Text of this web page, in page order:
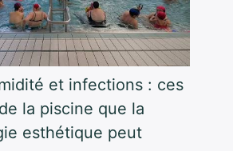
et infections : ces
la piscine que la
esthétique peut